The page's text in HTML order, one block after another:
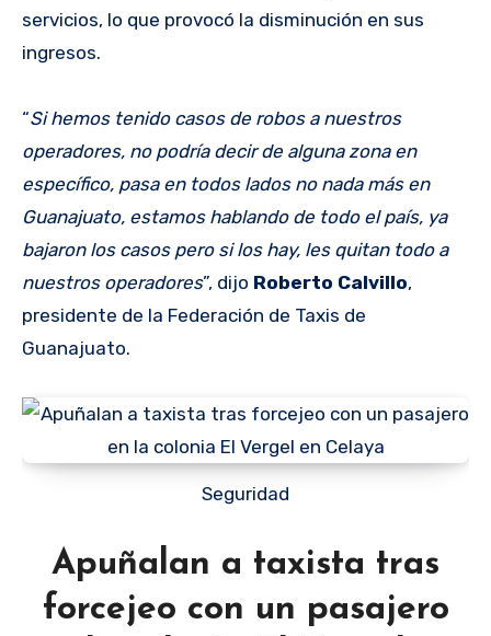
servicios, lo que provocó la disminución en sus
ingresos.
“Si hemos tenido casos de robos a nuestros
operadores, no podría decir de alguna zona en
específico, pasa en todos lados no nada más en
Guanajuato, estamos hablando de todo el país, ya
bajaron los casos pero si los hay, les quitan todo a
nuestros operadores”, dijo Roberto Calvillo,
presidente de la Federación de Taxis de
Guanajuato.
Seguridad
Apuñalan a taxista tras
forcejeo con un pasajero